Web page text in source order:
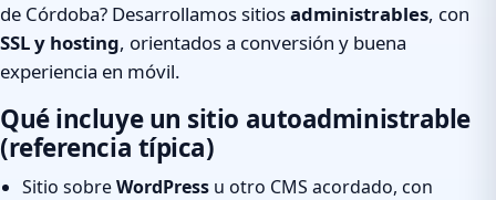
de Córdoba? Desarrollamos sitiosadministrables, con
SSL y hosting, orientados a conversión y buena
experiencia en móvil.
Qué incluye un sitio autoadministrable
(referencia típica)
Sitio sobreWordPress u otro CMS acordado, con